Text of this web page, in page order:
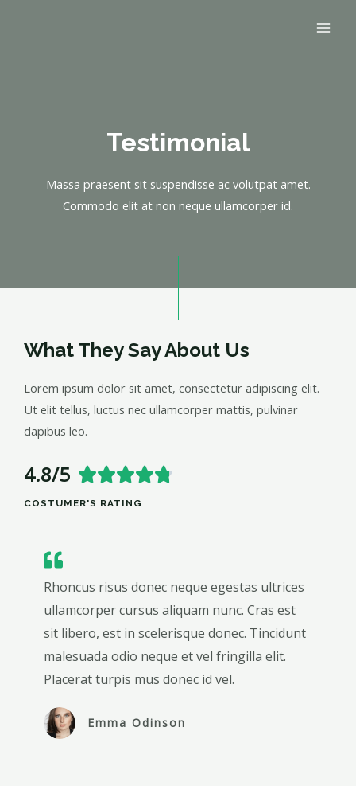
Testimonial
Massa praesent sit suspendisse ac volutpat amet.
Commodo elit at non neque ullamcorper id.
What They Say About Us
Lorem ipsum dolor sit amet, consectetur adipiscing elit.
Ut elit tellus, luctus nec ullamcorper mattis, pulvinar
dapibus leo.
4.8/5 
COSTUMER'S RATING
Rhoncus risus donec neque egestas ultrices
ullamcorper cursus aliquam nunc. Cras est
sit libero, est in scelerisque donec. Tincidunt
malesuada odio neque et vel fringilla elit.
Placerat turpis mus donec id vel.
Emma Odinson